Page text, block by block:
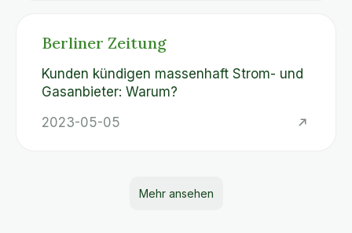
Berliner Zeitung
Kunden kündigen massenhaft Strom- und
Gasanbieter: Warum?
2023-05-05
Mehr ansehen